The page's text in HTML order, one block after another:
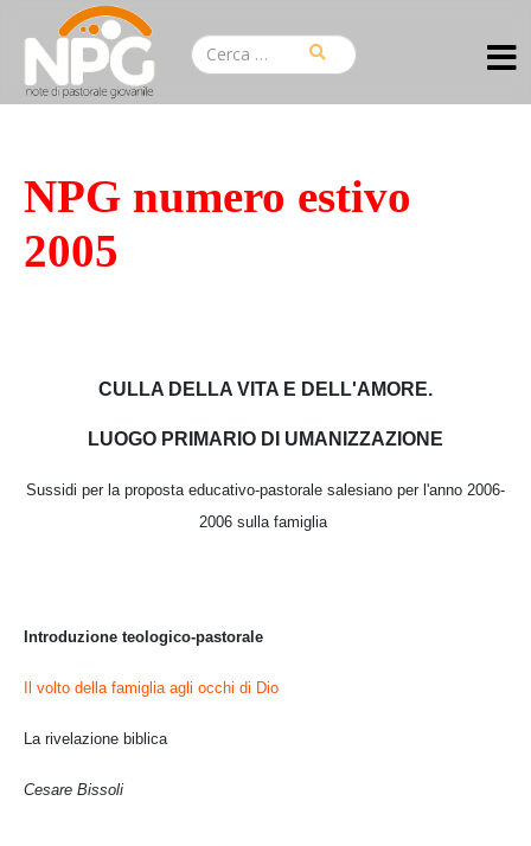
NPG numero estivo
2005
CULLA DELLA VITA E DELL'AMORE.
LUOGO PRIMARIO DI UMANIZZAZIONE
Sussidi per la proposta educativo-pastorale salesiano per l'anno 2006-
2006 sulla famiglia
Introduzione teologico-pastorale
Il volto della famiglia agli occhi di Dio
La rivelazione biblica
Cesare Bissoli